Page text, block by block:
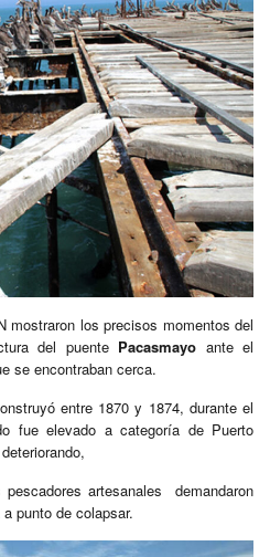
mostraron los precisos momentos del
del puente Pacasmayo ante el
se encontraban cerca.
entre 1870 y 1874, durante el
fue elevado a categoría de Puerto
artesanales demandaron
punto de colapsar.